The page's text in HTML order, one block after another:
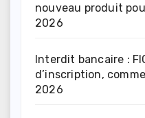
nouveau produit
2026
Interdit bancaire :
d’inscription,
2026